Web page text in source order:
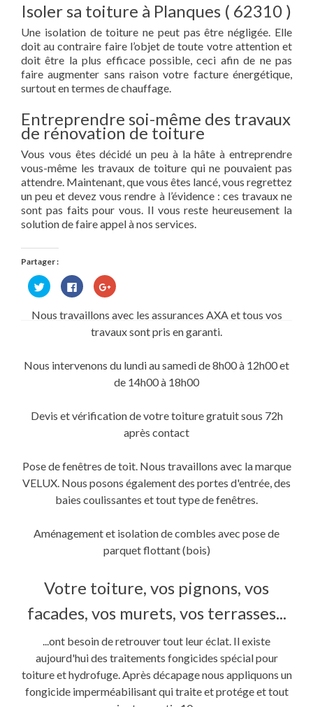
Isoler sa toiture à Planques ( 62310 )
Une isolation de toiture ne peut pas être négligée. Elle
doit au contraire faire l’objet de toute votre attention et
doit être la plus efficace possible, ceci afin de ne pas
faire augmenter sans raison votre facture énergétique,
surtout en termes de chauffage.
Entreprendre soi-même des travaux
de rénovation de toiture
Vous vous êtes décidé un peu à la hâte à entreprendre
vous-même les travaux de toiture qui ne pouvaient pas
attendre. Maintenant, que vous êtes lancé, vous regrettez
un peu et devez vous rendre à l’évidence : ces travaux ne
sont pas faits pour vous. Il vous reste heureusement la
solution de faire appel à nos services.
Partager :
Cliquez
pour
partager
Twitter(ouvre
Cliquez
pour
partager
sur
Facebook(ouvre
dans
une
Cliquez
pour
Google+
dans
fenêtre)
Nous travaillons avec les assurances AXA et tous vos
travaux sont pris en garanti.
Nous intervenons du lundi au samedi de 8h00 à 12h00 et
de 14h00 à 18h00
Devis et vérification de votre toiture gratuit sous 72h
après contact
Pose de fenêtres de toit. Nous travaillons avec la marque
VELUX. Nous posons également des portes d'entrée, des
baies coulissantes et tout type de fenêtres.
Aménagement et isolation de combles avec pose de
parquet flottant (bois)
Votre toiture, vos pignons, vos
facades, vos murets, vos terrasses...
...ont besoin de retrouver tout leur éclat. Il existe
aujourd'hui des traitements fongicides spécial pour
toiture et hydrofuge. Après décapage nous appliquons un
fongicide imperméabilisant qui traite et protége et tout